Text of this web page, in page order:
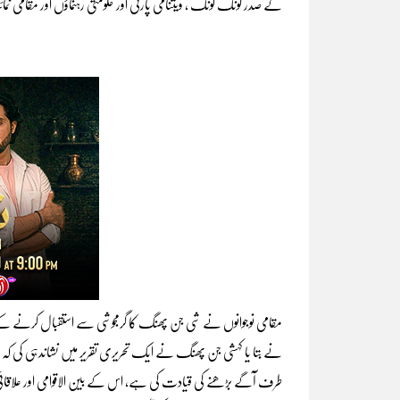
مقامی نوجوانوں نے شی جن پھنگ کا گرمجوشی سے استقبال کرنے
نے بتا یا کہشی جن پھنگ نے ایک تحریری تقریر میں نشاندہی کی
طرف آگے بڑھنے کی قیادت کی ہے، اس کے بین الاقوامی اور